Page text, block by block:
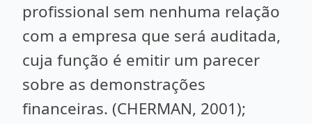
profissional sem nenhuma relação
com a empresa que será auditada,
cuja função é emitir um parecer
sobre as demonstrações
financeiras. (CHERMAN, 2001);